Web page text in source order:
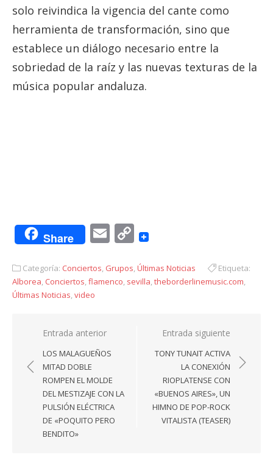
solo reivindica la vigencia del cante como
herramienta de transformación, sino que
establece un diálogo necesario entre la
sobriedad de la raíz y las nuevas texturas de la
música popular andaluza.
Share EmailCopy
Categoría: Conciertos, Grupos,Últimas Noticias
Etiqueta:
Alborea, Conciertos,flamenco, sevilla,theborderlinemusic.com,
Últimas Noticias,video
Navegación
entradas
Entrada anterior
LOS MALAGUEÑOS
MITAD DOBLE
ROMPEN EL MOLDE
DEL MESTIZAJE CON LA
PULSIÓN ELÉCTRICA
DE «POQUITO PERO
BENDITO»
Entrada siguiente
TONY TUNAIT ACTIVA
LA CONEXIÓN
RIOPLATENSE CON
«BUENOS AIRES», UN
HIMNO DE POP-ROCK
VITALISTA (TEASER)